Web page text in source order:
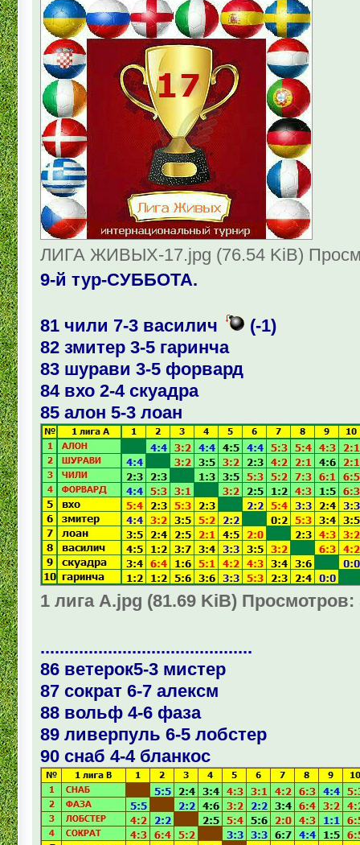
ЛИГА ЖИВЫХ-17.jpg (76.54 KiB)
9-й тур-СУББОТА.
81 чили 7-3 василич
(-1)
82 змитер 3-5 гаринча
83 шурави 3-5 форвард
84 вхо 2-4 скуадра
85 алон 5-3 лоан
1 лига А.jpg (81.69 KiB) Просмотров:
............................................
86 ветерок5-3 мистер
87 сократ 6-7 алексм
88 вольф 4-6 фаза
89 ливерпуль 6-5 лобстер
90 снаб 4-4 бланкос